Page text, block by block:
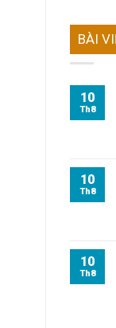
BÀI
10
Th8
10
Th8
10
Th8